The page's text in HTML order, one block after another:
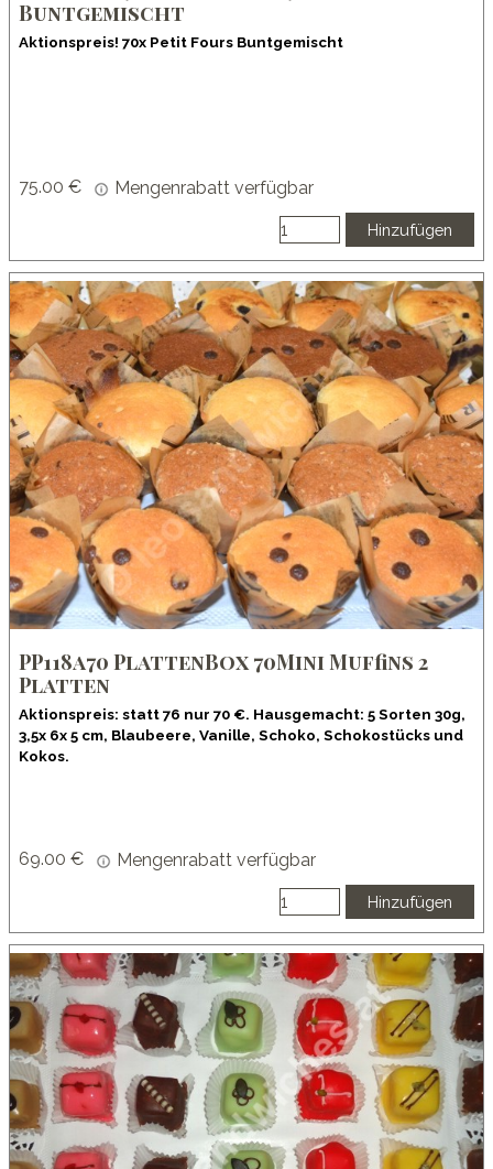
Buntgemischt
Aktionspreis! 70x Petit Fours Buntgemischt
75.00 € Mengenrabatt verfügbar
Hinzufügen
PP118a70 PlattenBox 70Mini Muffins 2
Platten
Aktionspreis: statt 76 nur 70 €. Hausgemacht: 5 Sorten 30g,
3,5x 6x 5 cm, Blaubeere, Vanille, Schoko, Schokostücks und
Kokos.
69.00 € Mengenrabatt verfügbar
Hinzufügen